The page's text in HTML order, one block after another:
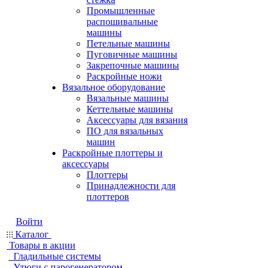
Промышленные
распошивальные
машины
Петельные машины
Пуговичные машины
Закрепочные машины
Раскройные ножи
Вязальное оборудование
Вязальные машины
Кеттельные машины
Аксессуары для вязания
ПО для вязальных
машин
Раскройные плоттеры и
аксессуары
Плоттеры
Принадлежности для
плоттеров
Войти
Каталог
Товары в акции
Гладильные системы